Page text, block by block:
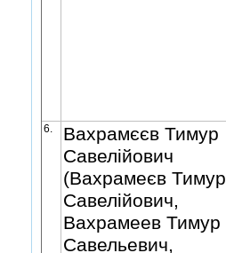
6.
Вахрамєєв Тимур
Савелiйович
(Вахрамеєв Тимур
Савелiйович,
Вахрамеев Тимур
Савельевич,